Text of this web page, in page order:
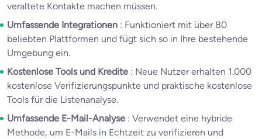
veraltete Kontakte machen müssen.
Umfassende Integrationen : Funktioniert mit über 80
beliebten Plattformen und fügt sich so in Ihre bestehende
Umgebung ein.
Kostenlose Tools und Kredite : Neue Nutzer erhalten 1.000
kostenlose Verifizierungspunkte und praktische kostenlose
Tools für die Listenanalyse.
Umfassende E-Mail-Analyse : Verwendet eine hybride
Methode, um E-Mails in Echtzeit zu verifizieren und